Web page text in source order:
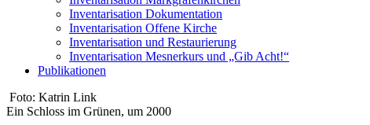
Inventarisation Dokumentation
Inventarisation Offene Kirche
Inventarisation und Restaurierung
Inventarisation Mesnerkurs und „Gib Acht!“
Publikationen
Foto: Katrin Link
Ein Schloss im Grünen, um 2000